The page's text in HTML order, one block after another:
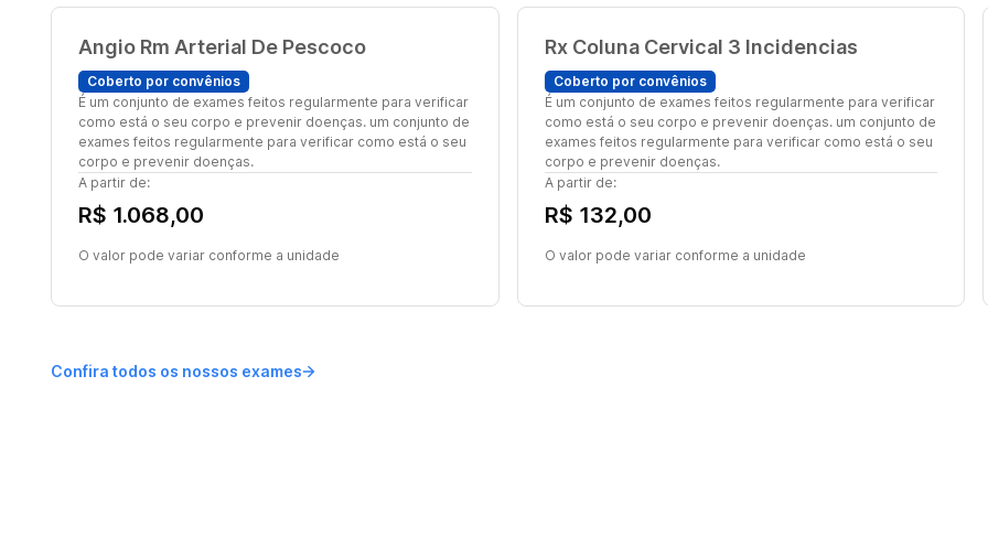
Angio Rm Arterial De Pescoco
Coberto por convênios
É um conjunto de exames feitos regularmente para verificar
como está o seu corpo e prevenir doenças. um conjunto de
exames feitos regularmente para verificar como está o seu
corpo e prevenir doenças.
A partir de:
R$ 1.068,00
O valor pode variar conforme a unidade
Rx Coluna Cervical 3 Incidencias
Coberto por convênios
É um conjunto de exames feitos regularmente para verificar
como está o seu corpo e prevenir doenças. um conjunto de
exames feitos regularmente para verificar como está o seu
corpo e prevenir doenças.
A partir de:
R$ 132,00
O valor pode variar conforme a unidade
Confira todos os nossos exames